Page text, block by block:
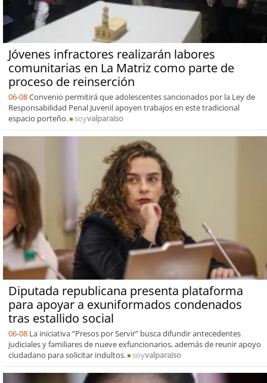
Jóvenes infractores realizarán labores
comunitarias en La Matriz como parte de
proceso de reinserción
06-08Convenio permitirá que adolescentes sancionados por la Ley de
Responsabilidad Penal Juvenil apoyen trabajos en este tradicional
espacio porteño.
soyvalparaiso
Diputada republicana presenta plataforma
para apoyar a exuniformados condenados
tras estallido social
06-08 La iniciativa “Presos por Servir” busca difundir antecedentes
judiciales y familiares de nueve exfuncionarios, además de reunir apoyo
ciudadano para solicitar indultos.
soyvalparaiso